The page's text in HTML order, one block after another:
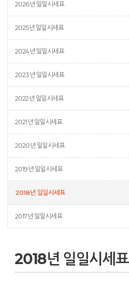
2026년 일일시세표
2025년 일일시세표
2024년 일일시세표
2023년 일일시세표
2022년 일일시세표
2021년 일일시세표
2020년 일일시세표
2019년 일일시세표
2018년 일일시세표
2017년 일일시세표
2018년 일일시세표